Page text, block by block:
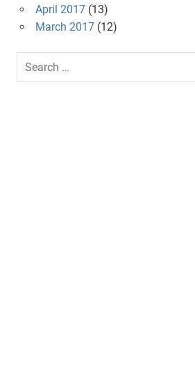
April 2017(13)
March 2017(12)